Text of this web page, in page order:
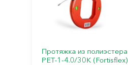
Протяжка из полиэстера
PET-1-4.0/30K (Fortisflex)